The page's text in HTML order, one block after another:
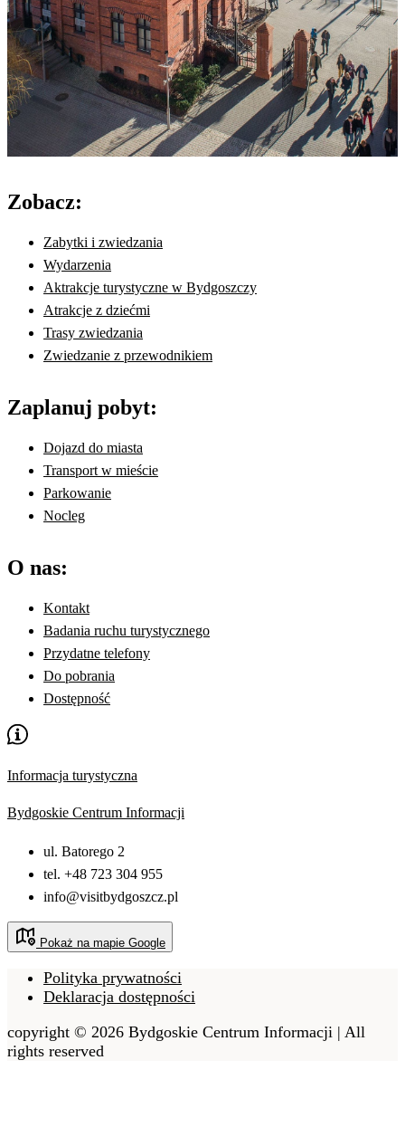
Zobacz:
Zabytki i zwiedzania
Wydarzenia
Aktrakcje turystyczne w Bydgoszczy
Atrakcje z dziećmi
Trasy zwiedzania
Zwiedzanie z przewodnikiem
Zaplanuj pobyt:
Dojazd do miasta
Transport w mieście
Parkowanie
Nocleg
O nas:
Kontakt
Badania ruchu turystycznego
Przydatne telefony
Do pobrania
Dostępność
Informacja turystyczna
Bydgoskie Centrum Informacji
ul. Batorego 2
tel. +48 723 304 955
info@visitbydgoszcz.pl
Pokaż na mapie Google
Polityka prywatności
Deklaracja dostępności
copyright © 2026 Bydgoskie Centrum Informacji | All
rights reserved